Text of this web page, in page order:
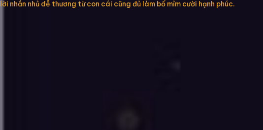
lời nhắn nhủ dễ thương từ con cái cũng đủ làm bố mỉm cười hạnh phúc.